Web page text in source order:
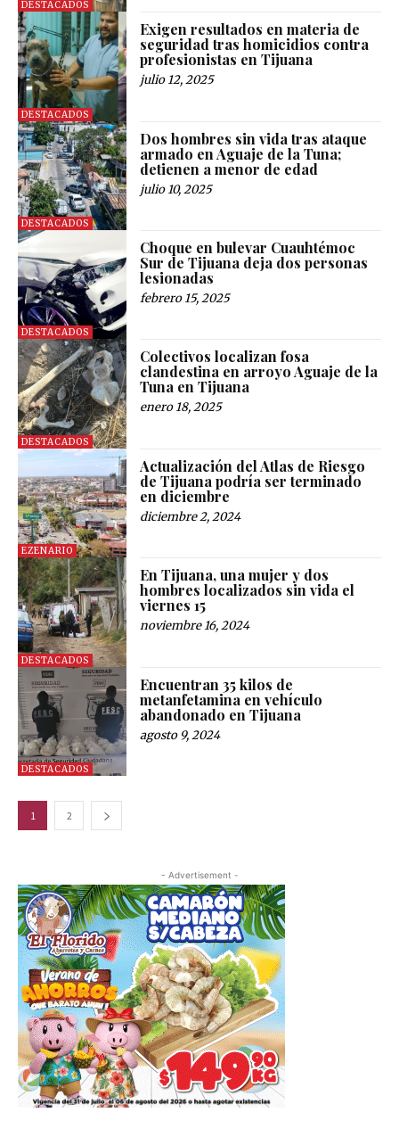
DESTACADOS
DESTACADOS
Exigen resultados en materia de
seguridad tras homicidios contra
profesionistas en Tijuana
julio 12, 2025
DESTACADOS
Dos hombres sin vida tras ataque
armado en Aguaje de la Tuna;
detienen a menor de edad
julio 10, 2025
DESTACADOS
Choque en bulevar Cuauhtémoc
Sur de Tijuana deja dos personas
lesionadas
febrero 15, 2025
DESTACADOS
Colectivos localizan fosa
clandestina en arroyo Aguaje de la
Tuna en Tijuana
enero 18, 2025
EZENARIO
Actualización del Atlas de Riesgo
de Tijuana podría ser terminado
en diciembre
diciembre 2, 2024
DESTACADOS
En Tijuana, una mujer y dos
hombres localizados sin vida el
viernes 15
noviembre 16, 2024
DESTACADOS
Encuentran 35 kilos de
metanfetamina en vehículo
abandonado en Tijuana
agosto 9, 2024
1 2
- Advertisement -